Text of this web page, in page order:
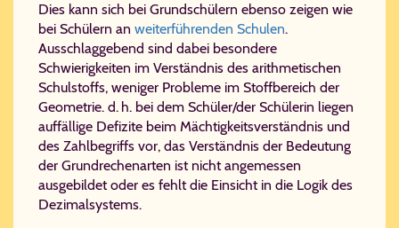
Dies kann sich bei Grundschülern ebenso zeigen wie
bei Schülern an weiterführenden Schulen.
Ausschlaggebend sind dabei besondere
Schwierigkeiten im Verständnis des arithmetischen
Schulstoffs, weniger Probleme im Stoffbereich der
Geometrie. d. h. bei dem Schüler/der Schülerin liegen
auffällige Defizite beim Mächtigkeitsverständnis und
des Zahlbegriffs vor, das Verständnis der Bedeutung
der Grundrechenarten ist nicht angemessen
ausgebildet oder es fehlt die Einsicht in die Logik des
Dezimalsystems.